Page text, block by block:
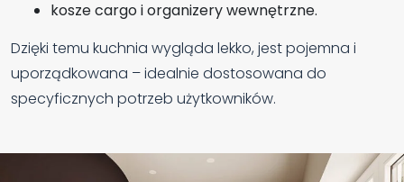
kosze cargo i organizery wewnętrzne.
Dzięki temu kuchnia wygląda lekko, jest pojemna i
uporządkowana – idealnie dostosowana do
specyficznych potrzeb użytkowników.